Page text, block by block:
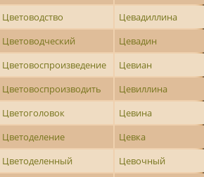
Цветоводство
Цевадиллина
Цветоводческий
Цевадин
Цветовоспроизведение
Цевиан
Цветовоспроизводить
Цевиллина
Цветоголовок
Цевина
Цветоделение
Цевка
Цветоделенный Цевочный